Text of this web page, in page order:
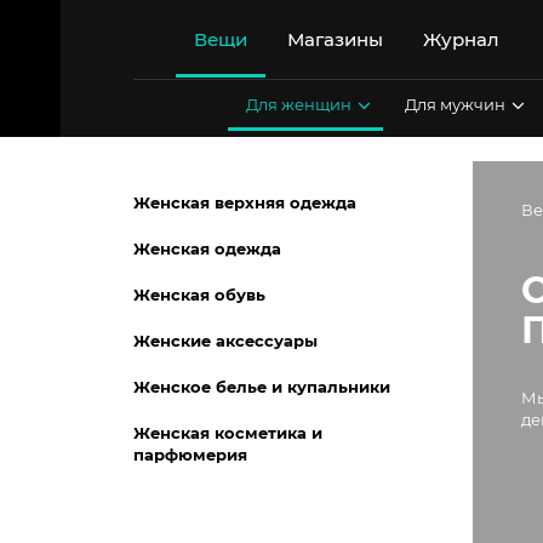
Вещи Магазины Журнал
Для женщин Для мужчин
Женская верхняя одежда
Женская одежда
Женская обувь
Женские аксессуары
Женское белье и купальники
Женская косметика и
парфюмерия